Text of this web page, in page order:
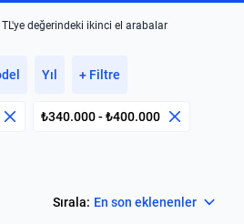
değerindeki ikinci el arabalar
Yıl + Filtre
₺340.000 - ₺400.000
Sırala: En son eklenenler